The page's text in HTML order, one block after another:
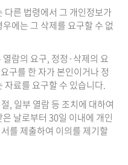
다른 법령에서 그 개인정보가
에는 그 삭제를 요구할 수 없
람의 요구, 정정·삭제의 요
구를 한 자가 본인이거나 정
자료를 요구할 수 있습니다.
, 일부 열람 등 조치에 대하여
날로부터 30일 이내에 개인
를 제출하여 이의를 제기할